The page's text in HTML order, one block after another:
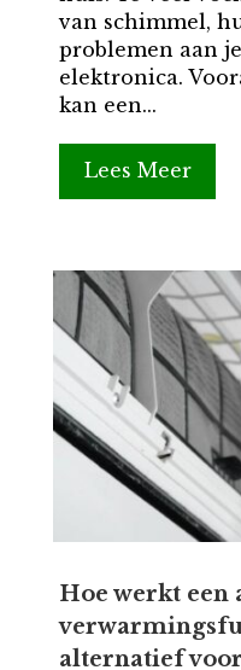
van schimmel,
problemen aan
elektronica.
kan een...
Lees Meer
Hoe werkt een
alternatief voor